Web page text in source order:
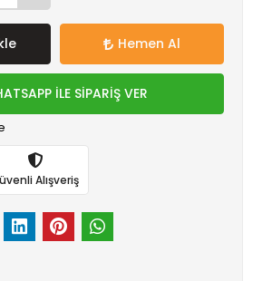
Hemen Al
İLE SİPARİŞ VER
Alışveriş